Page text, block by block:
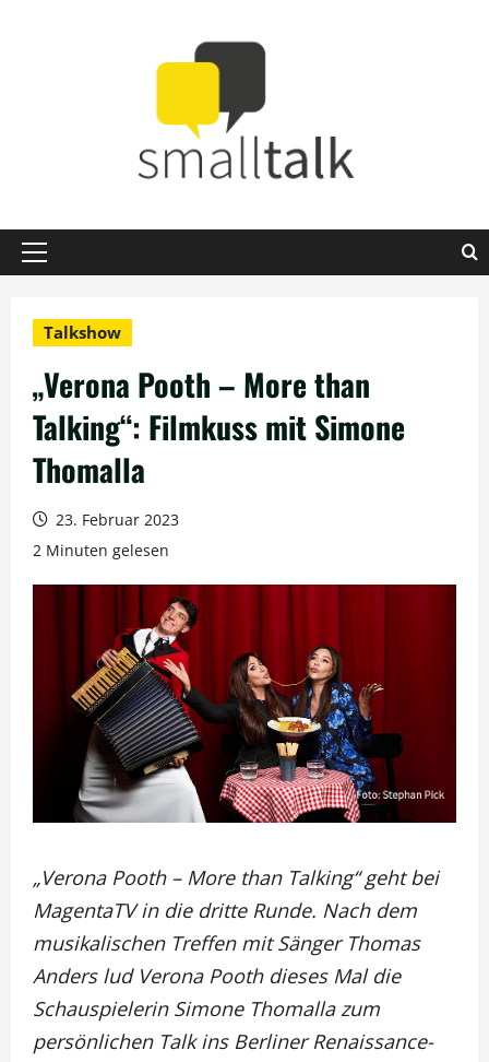
Primäres
Talkshow
„Verona Pooth – More than
Talking“: Filmkuss mit Simone
Thomalla
23. Februar 2023
2 Minuten gelesen
„Verona Pooth – More than Talking“ geht bei
MagentaTV in die dritte Runde. Nach dem
musikalischen Treffen mit Sänger Thomas
Anders lud Verona Pooth dieses Mal die
Schauspielerin Simone Thomalla zum
persönlichen Talk ins Berliner Renaissance-